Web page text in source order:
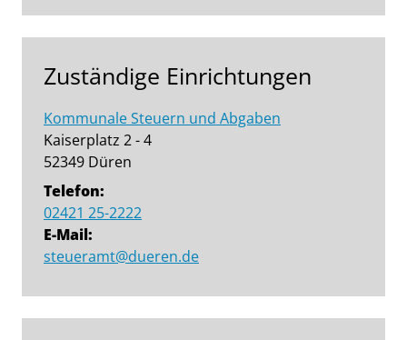
Zuständige Einrichtungen
Kommunale Steuern und Abgaben
Kaiserplatz 2 - 4
52349 Düren
Telefon:
02421 25-2222
E-Mail:
steueramt@dueren.de